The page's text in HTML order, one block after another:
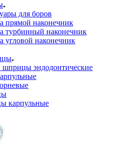
для боров
прямой наконечник
турбинный наконечник
угловой наконечник
эндодонтические
карпульные